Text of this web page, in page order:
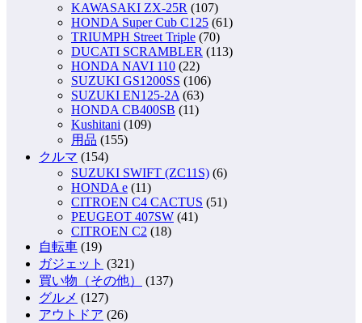
KAWASAKI ZX-25R (107)
HONDA Super Cub C125 (61)
TRIUMPH Street Triple (70)
DUCATI SCRAMBLER (113)
HONDA NAVI 110 (22)
SUZUKI GS1200SS (106)
SUZUKI EN125-2A (63)
HONDA CB400SB (11)
Kushitani (109)
用品 (155)
クルマ (154)
SUZUKI SWIFT (ZC11S) (6)
HONDA e (11)
CITROEN C4 CACTUS (51)
PEUGEOT 407SW (41)
CITROEN C2 (18)
自転車 (19)
ガジェット (321)
買い物（その他）
(137)
グルメ (127)
アウトドア (26)